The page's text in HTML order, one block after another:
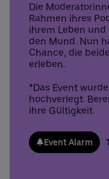
Die
Rahmen ihres
ihrem Leben
den Mund. Nun
Chance, die
erleben.
*Das Event
hochverlegt.
ihre Gültigkeit.
Event Alarm